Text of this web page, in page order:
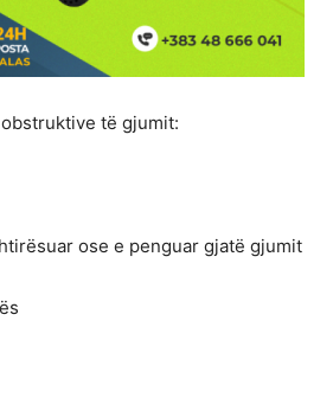
të gjumit:
ose e penguar gjatë gjumit